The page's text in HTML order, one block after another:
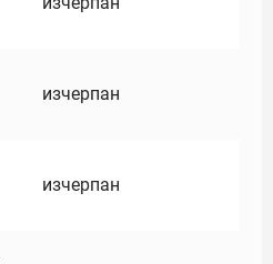
изчерпан
изчерпан